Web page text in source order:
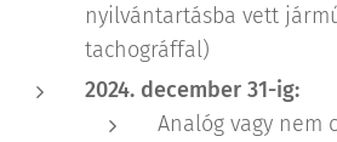
nyilvántartásba vett
tachográffal)
2024. december 31-ig:
Analóg vagy nem